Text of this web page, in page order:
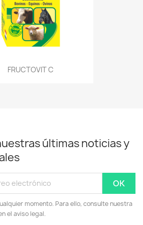
FRUCTOVIT C
últimas noticias y
momento. Para ello, consulte nuestra
el aviso legal.